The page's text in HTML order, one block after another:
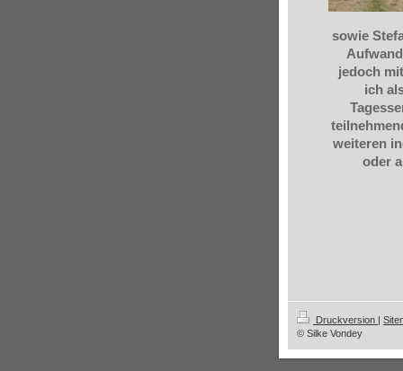
sowie
jedoch
ich
weiteren
oder
Druckversion |
© Silke Vondey